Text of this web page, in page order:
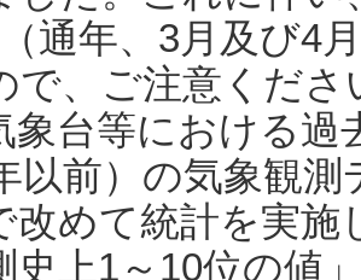
通年、3月及び4
で、ご注意くだ
象台等における過
以前）の気象観
改めて統計を実
史上1～10位の値